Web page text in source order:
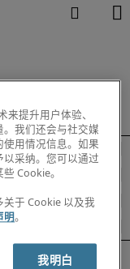
提升用户体验、
我们还会与社交媒
用情况信息。如果
采纳。您可以通过
Cookie。
关于 Cookie 以及我
明。
我明白